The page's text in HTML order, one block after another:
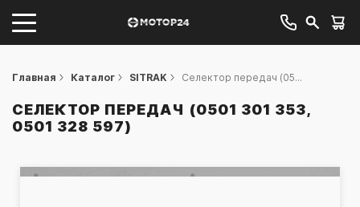
Главная Каталог SITRAK Селектор передач (05...
СЕЛЕКТОР ПЕРЕДАЧ (0501 301 353,
0501 328 597)